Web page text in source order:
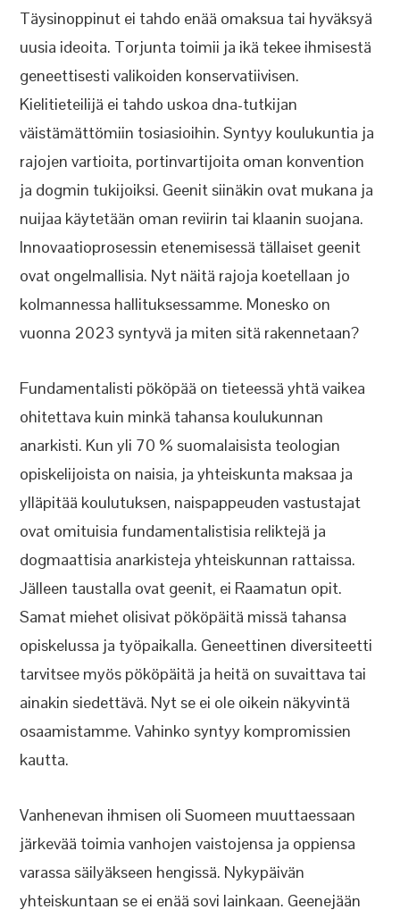
Täysinoppinut ei tahdo enää omaksua tai hyväksyä
uusia ideoita. Torjunta toimii ja ikä tekee ihmisestä
geneettisesti valikoiden konservatiivisen.
Kielitieteilijä ei tahdo uskoa dna-tutkijan
väistämättömiin tosiasioihin. Syntyy koulukuntia ja
rajojen vartioita, portinvartijoita oman konvention
ja dogmin tukijoiksi. Geenit siinäkin ovat mukana ja
nuijaa käytetään oman reviirin tai klaanin suojana.
Innovaatioprosessin etenemisessä tällaiset geenit
ovat ongelmallisia. Nyt näitä rajoja koetellaan jo
kolmannessa hallituksessamme. Monesko on
vuonna 2023 syntyvä ja miten sitä rakennetaan?
Fundamentalisti pököpää on tieteessä yhtä vaikea
ohitettava kuin minkä tahansa koulukunnan
anarkisti. Kun yli 70 % suomalaisista teologian
opiskelijoista on naisia, ja yhteiskunta maksaa ja
ylläpitää koulutuksen, naispappeuden vastustajat
ovat omituisia fundamentalistisia reliktejä ja
dogmaattisia anarkisteja yhteiskunnan rattaissa.
Jälleen taustalla ovat geenit, ei Raamatun opit.
Samat miehet olisivat pököpäitä missä tahansa
opiskelussa ja työpaikalla. Geneettinen diversiteetti
tarvitsee myös pököpäitä ja heitä on suvaittava tai
ainakin siedettävä. Nyt se ei ole oikein näkyvintä
osaamistamme. Vahinko syntyy kompromissien
kautta.
Vanhenevan ihmisen oli Suomeen muuttaessaan
järkevää toimia vanhojen vaistojensa ja oppiensa
varassa säilyäkseen hengissä. Nykypäivän
yhteiskuntaan se ei enää sovi lainkaan. Geenejään